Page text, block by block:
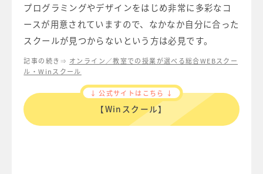
プログラミングやデザインをはじめ非常に多彩なコ
ースが用意されていますので、なかなか自分に合った
スクールが見つからないという方は必見です。
記事の続き⇒ オンライン／教室での授業が選べる総合WEBスクー
ル・Winスクール
↓ 公式サイトはこちら ↓
【Winスクール】